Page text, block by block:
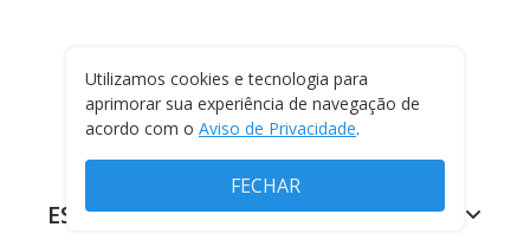
ESPORTES
Utilizamos cookies e tecnologia para
aprimorar sua experiência de navegação de
acordo com o Aviso de Privacidade.
FECHAR